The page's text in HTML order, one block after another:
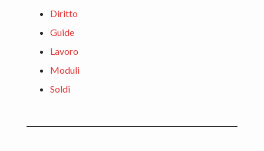
Diritto
Guide
Lavoro
Moduli
Soldi